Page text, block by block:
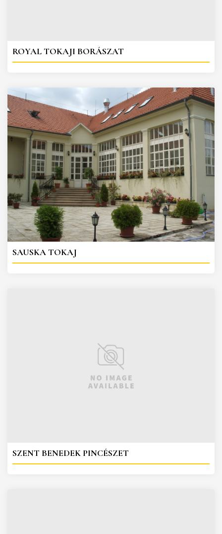
ROYAL TOKAJI BORÁSZAT
SAUSKA TOKAJ
SZENT BENEDEK PINCÉSZET